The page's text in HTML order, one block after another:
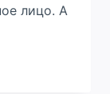
лицо. А